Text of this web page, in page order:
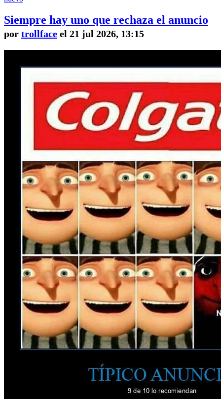
Siempre hay uno que rechaza el anuncio
por trollface el 21 jul 2026, 13:15